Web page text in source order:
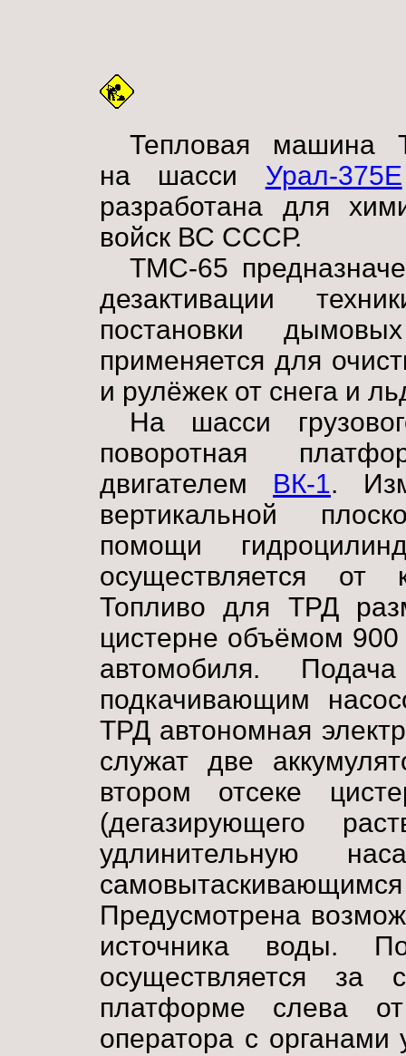
Тепловая машина
на шасси Урал-375Е
разработана для
войск ВС СССР.
ТМС-65
дезактивации
постановки
применяется для
и рулёжек от снега и
На шасси
поворотная
двигателем ВК-1.
вертикальной
помощи
осуществляется от
Топливо для ТРД
цистерне объёмом
автомобиля.
подкачивающим
ТРД автономная
служат две
втором отсеке
(дегазирующего
удлинительную
Предусмотрена
источника воды.
осуществляется за
платформе слева
оператора с органами